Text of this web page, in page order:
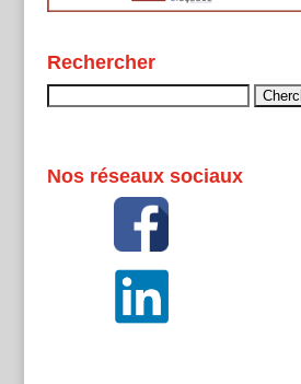
Rechercher
Nos réseaux sociaux